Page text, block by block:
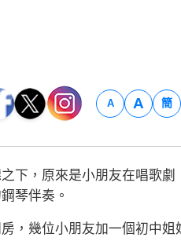
A A 簡
，原來是小朋友在唱歌劇
琴伴奏。
幾位小朋友加一個初中姐